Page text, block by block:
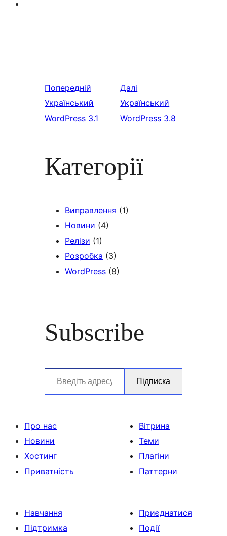
Попередній
Український
WordPress 3.1
Далі
Український
WordPress 3.8
Категорії
Виправлення (1)
Новини (4)
Релізи (1)
Розробка (3)
WordPress (8)
Subscribe
Введіть адресу електронної пошти…
Підписка
Про нас
Новини
Хостинг
Приватність
Вітрина
Теми
Плагіни
Паттерни
Навчання
Підтримка
Приєднатися
Події